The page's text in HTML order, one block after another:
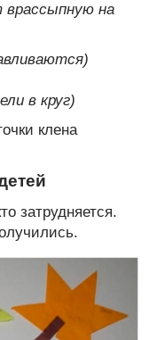
врассыпную на
в круг)
клена
затрудняется.